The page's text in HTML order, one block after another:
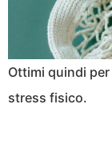
Ottimi quindi per
stress fisico.